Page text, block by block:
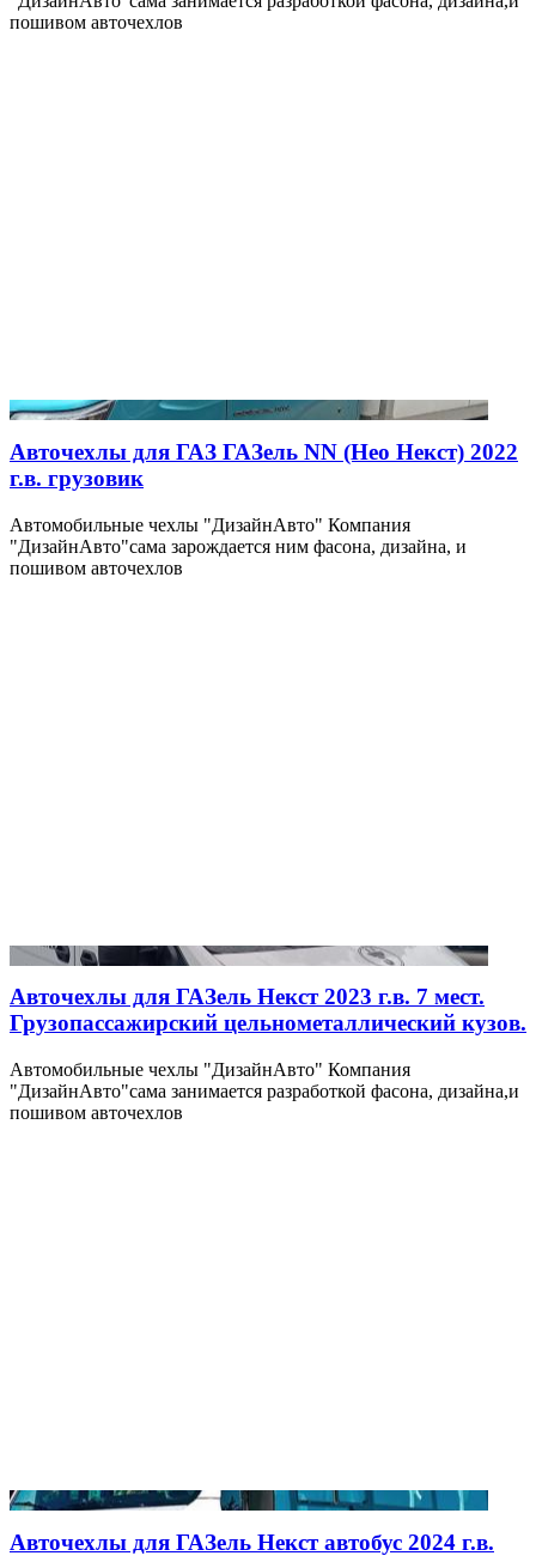
пошивом авточехлов
Авточехлы для ГАЗ ГАЗель NN (Нео Некст) 2022
г.в. грузовик
Автомобильные чехлы "ДизайнАвто" Компания
"ДизайнАвто"сама зарождается ним фасона, дизайна, и
пошивом авточехлов
Авточехлы для ГАЗель Некст 2023 г.в. 7 мест.
Грузопассажирский цельнометаллический кузов.
Автомобильные чехлы "ДизайнАвто" Компания
"ДизайнАвто"сама занимается разработкой фасона, дизайна,и
пошивом авточехлов
Авточехлы для ГАЗель Некст автобус 2024 г.в.